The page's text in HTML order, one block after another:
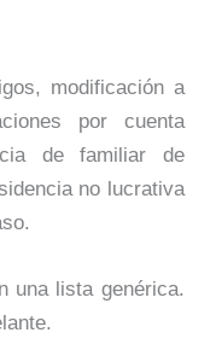
modificación a
por cuenta
de familiar de
no lucrativa
una lista genérica.